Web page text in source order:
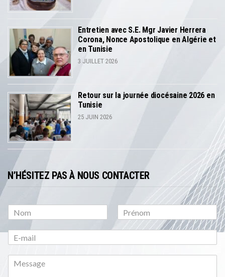
Entretien avec S.E. Mgr Javier Herrera
Corona, Nonce Apostolique en Algérie et
en Tunisie
3 JUILLET 2026
Retour sur la journée diocésaine 2026 en
Tunisie
25 JUIN 2026
N’HÉSITEZ PAS À NOUS CONTACTER
r
n
o
o